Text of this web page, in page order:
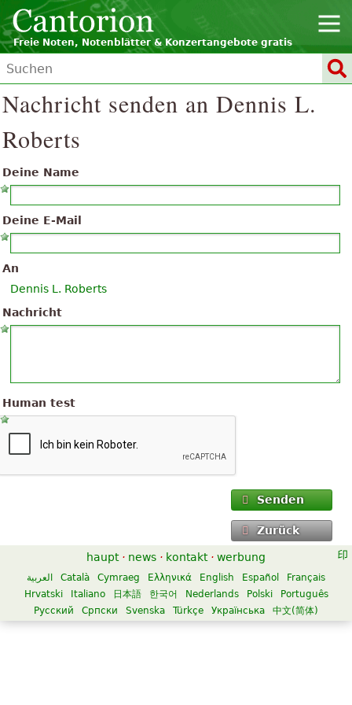
Freie Noten, Notenblätter & Konzertangebote gratis
Nachricht senden an Dennis L.
Roberts
Deine Name
Deine E-Mail
An
Dennis L. Roberts
Nachricht
Human test
Senden
Zurück
haupt · news · kontakt · werbung
العربية Català Cymraeg Ελληνικά English Español
Français
Hrvatski
Italiano 日本語 한국어 Nederlands Polski
Português
Русский
Српски Svenska Türkçe Українська 中文(简体)